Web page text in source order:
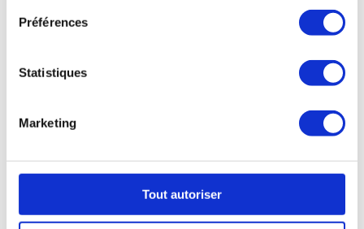
Préférences
Statistiques
Marketing
Tout autoriser
Qui sommes-nous ?
contact@terraschool.fr